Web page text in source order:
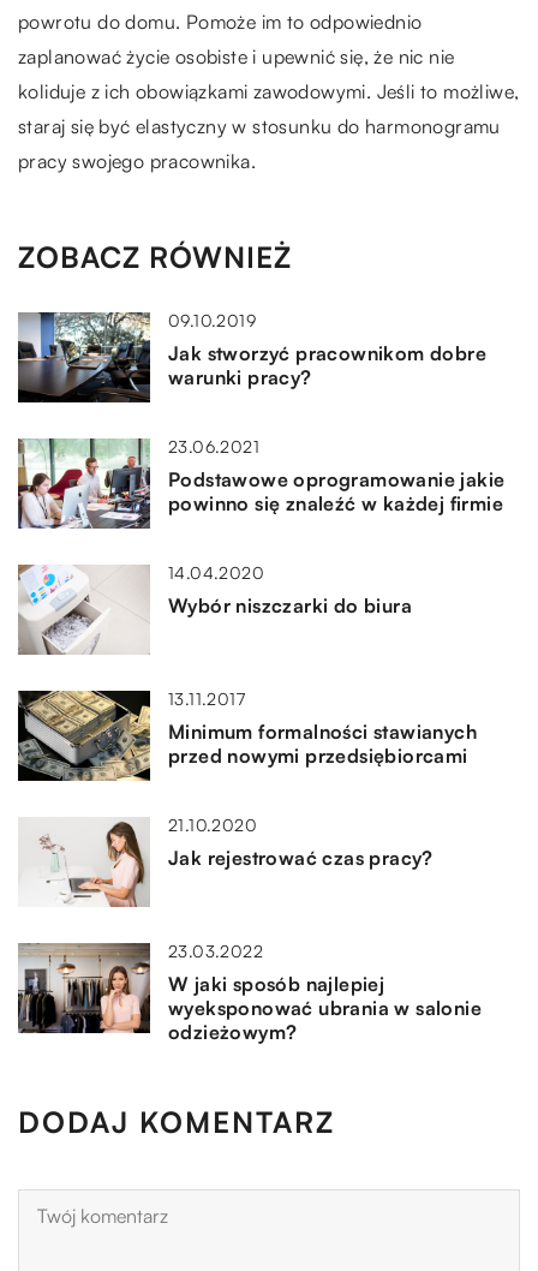
powrotu do domu. Pomoże im to odpowiednio
zaplanować życie osobiste i upewnić się, że nic nie
koliduje z ich obowiązkami zawodowymi. Jeśli to możliwe,
staraj się być elastyczny w stosunku do harmonogramu
pracy swojego pracownika.
ZOBACZ RÓWNIEŻ
09.10.2019
Jak stworzyć pracownikom dobre
warunki pracy?
23.06.2021
Podstawowe oprogramowanie jakie
powinno się znaleźć w każdej firmie
14.04.2020
Wybór niszczarki do biura
13.11.2017
Minimum formalności stawianych
przed nowymi przedsiębiorcami
21.10.2020
Jak rejestrować czas pracy?
23.03.2022
W jaki sposób najlepiej
wyeksponować ubrania w salonie
odzieżowym?
DODAJ KOMENTARZ